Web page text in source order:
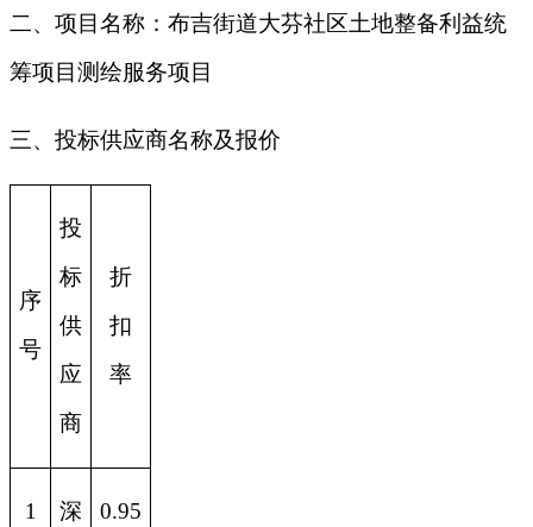
二、项目名称：布吉街道大芬社区土地整备利益统
筹项目测绘服务项目
三、投标供应商名称及报价
序
号
投
标
供
应
商
折
扣
率
1
深
0.95